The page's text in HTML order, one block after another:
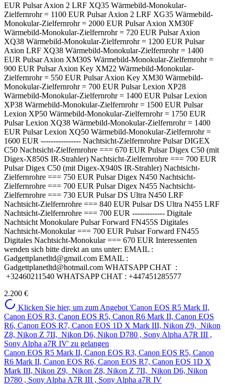
EUR Pulsar Axion 2 LRF XQ35 Wärmebild-Monokular-
Zielfernrohr = 1100 EUR Pulsar Axion 2 LRF XG35 Wärmebild-
Monokular-Zielfernrohr = 2000 EUR Pulsar Axion XM30F
Wärmebild-Monokular-Zielfernrohr = 720 EUR Pulsar Axion
XQ38 Wärmebild-Monokular-Zielfernrohr = 1200 EUR Pulsar
Axion LRF XQ38 Wärmebild-Monokular-Zielfernrohr = 1400
EUR Pulsar Axion XM30S Wärmebild-Monokular-Zielfernrohr =
900 EUR Pulsar Axion Key XM22 Wärmebild-Monokular-
Zielfernrohr = 550 EUR Pulsar Axion Key XM30 Wärmebild-
Monokular-Zielfernrohr = 700 EUR Pulsar Lexion XP28
Wärmebild-Monokular-Zielfernrohr = 1400 EUR Pulsar Lexion
XP38 Wärmebild-Monokular-Zielfernrohr = 1500 EUR Pulsar
Lexion XP50 Wärmebild-Monokular-Zielfernrohr = 1750 EUR
Pulsar Lexion XQ38 Wärmebild-Monokular-Zielfernrohr = 1400
EUR Pulsar Lexion XQ50 Wärmebild-Monokular-Zielfernrohr =
1600 EUR ---------------- Nachtsicht-Zielfernrohre Pulsar DIGEX
С50 Nachtsicht-Zielfernrohre === 670 EUR Pulsar Digex C50 (mit
Digex-X850S IR-Strahler) Nachtsicht-Zielfernrohre === 700 EUR
Pulsar Digex C50 (mit Digex-X940S IR-Strahler) Nachtsicht-
Zielfernrohre === 750 EUR Pulsar Digex N450 Nachtsicht-
Zielfernrohre === 700 EUR Pulsar Digex N455 Nachtsicht-
Zielfernrohre === 730 EUR Pulsar DS Ultra N450 LRF
Nachtsicht-Zielfernrohre === 840 EUR Pulsar DS Ultra N455 LRF
Nachtsicht-Zielfernrohre === 700 EUR ------------- Digitale
Nachtsicht Monokulare Pulsar Forward FN455S Digitales
Nachtsicht-Monokular === 700 EUR Pulsar Forward FN455
Digitales Nachtsicht-Monokular === 670 EUR Interessenten
wenden sich bitte direkt an uns unter: EMAIL :
Gadgettplanetltd@gmail.com EMAIL :
Gadgettplanetltd@hotmail.com WHATSAPP CHAT :
+32460211540 WHATSAPP CHAT : +447451285577
2.200 €
Klicken Sie hier, um zum Angebot 'Canon EOS R5 Mark II,
Canon EOS R3, Canon EOS R5, Canon R6 Mark II, Canon EOS
R6, Canon EOS R7, Canon EOS 1D X Mark III, Nikon Z9, Nikon
Z8, Nikon Z 7II, Nikon D6, Nikon D780 , Sony Alpha A7R III ,
Sony Alpha a7R IV' zu gelangen
Canon EOS R5 Mark II, Canon EOS R3, Canon EOS R5, Canon
R6 Mark II, Canon EOS R6, Canon EOS R7, Canon EOS 1D X
Mark III, Nikon Z9, Nikon Z8, Nikon Z 7II, Nikon D6, Nikon
D780 , Sony Alpha A7R III , Sony Alpha a7R IV